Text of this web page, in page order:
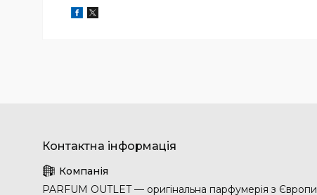
PARFUM OUTLET — оригінальна парфумерія з Європи